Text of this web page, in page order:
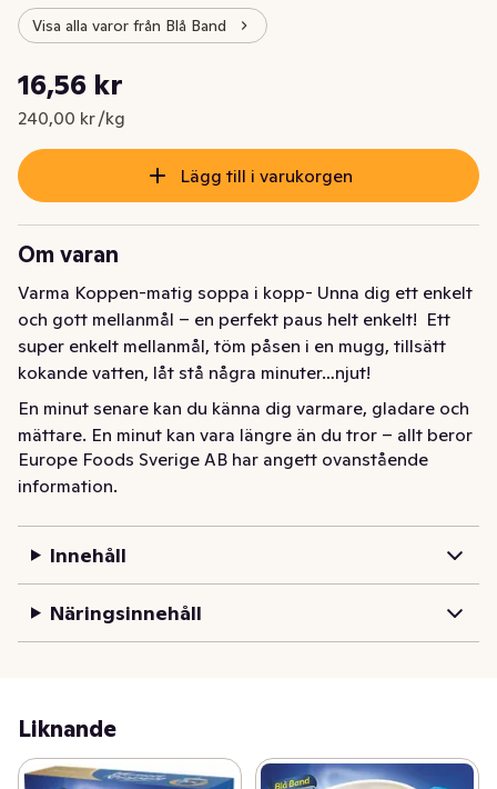
Visa alla varor från Blå Band
Nuvarande pris är: 16,56 kr
16,56 kr
240,00 kr /kg
Styckpris: 240,00 kr /kg
Lägg till i varukorgen
Om varan
Varma Koppen-matig soppa i kopp- Unna dig ett enkelt
och gott mellanmål – en perfekt paus helt enkelt!  Ett
super enkelt mellanmål, töm påsen i en mugg, tillsätt
kokande vatten, låt stå några minuter…njut!
En minut senare kan du känna dig varmare, gladare och
mättare. En minut kan vara längre än du tror – allt beror
på vad du fyller just din minut med? Varma koppens
goda soppor finns i flera smaker.
Europe Foods Sverige AB har angett ovanstående
information.
Innehåll
Näringsinnehåll
Liknande